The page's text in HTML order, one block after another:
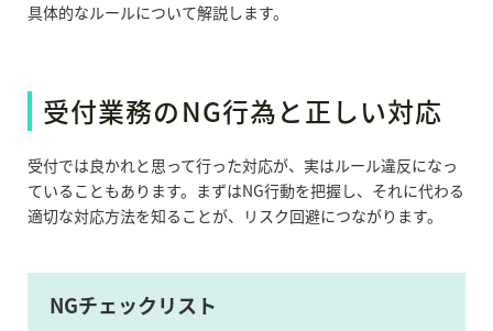
具体的なルールについて解説します。
受付業務のNG行為と正しい対応
受付では良かれと思って行った対応が、実はルール違反になっ
ていることもあります。まずはNG行動を把握し、それに代わる
適切な対応方法を知ることが、リスク回避につながります。
NGチェックリスト